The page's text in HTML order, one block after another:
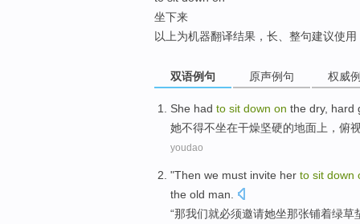
坐下来
以上为机器翻译结果，长、整句建议使用
双语例句 原声例句 权威
She had to sit down on the dry, hard
她不得不坐在干燥坚硬的地面 上， 俯
youdao
"Then we must invite her to sit down
the old man
“那我们就必须邀请她坐那张铺着绿草